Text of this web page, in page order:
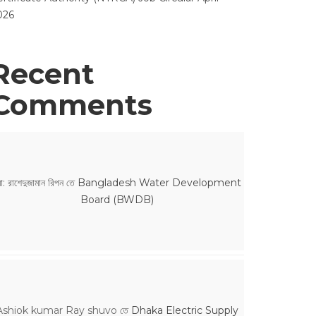
রাশেদুজামান রিপনতে Bangladesh Water Development
Board (BWDB)
kumar Ray shuvo তে Dhaka Electric Supply